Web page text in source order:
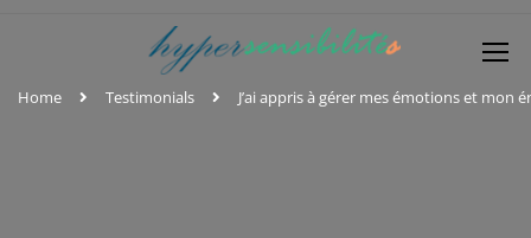
Home Testimonials J’ai appris à gérer mes émotions et mon